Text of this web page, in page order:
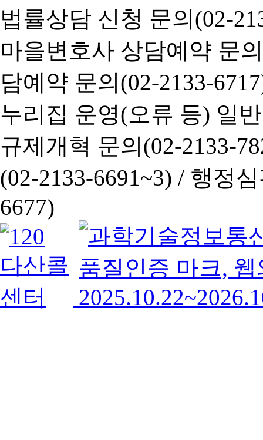
법률상담 신청 문의(02-
마을변호사 상담예약 문
담예약 문의(02-2133-
누리집 운영(오류 등) 일
규제개혁 문의(02-2133-
(02-2133-6691~3) / 행정심
6677)